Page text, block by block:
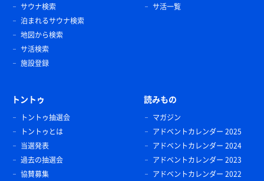
サウナ検索
泊まれるサウナ検索
地図から検索
サ活検索
施設登録
サ活一覧
トントゥ
トントゥ抽選会
トントゥとは
当選発表
過去の抽選会
協賛募集
読みもの
マガジン
アドベントカレンダー 2025
アドベントカレンダー 2024
アドベントカレンダー 2023
アドベントカレンダー 2022